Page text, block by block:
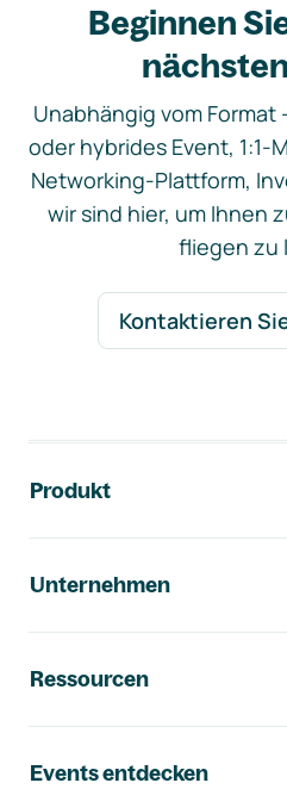
Beginnen
Unabhängig vom
oder hybrides Event,
Networking-Plattform,
wir sind hier, um Ihnen
fliegen zu
Kontaktieren
Produkt
Unternehmen
Ressourcen
Events entdecken